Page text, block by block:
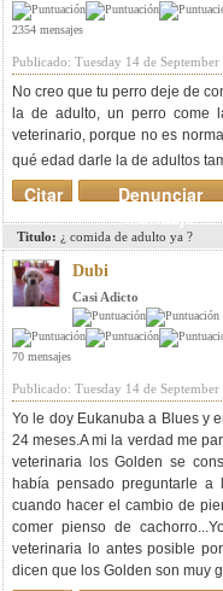
2354 mensajes
Publicado: Tuesday 14 de
No creo que tu perro deje de
la de adulto, un perro come
veterinario, porque no es
qué edad darle la de adultos
Denunciar
mensaje
Citar
Titulo: ¿ comida de adulto ya ?
Dubi
Casi Adicto
70 mensajes
Publicado: Tuesday 14 de
Yo le doy Eukanuba a Blues y
24 meses.A mi la verdad me
veterinaria los Golden se
había pensado preguntarle
cuando hacer el cambio de
comer pienso de
veterinaria lo antes posible
dicen que los Golden son muy